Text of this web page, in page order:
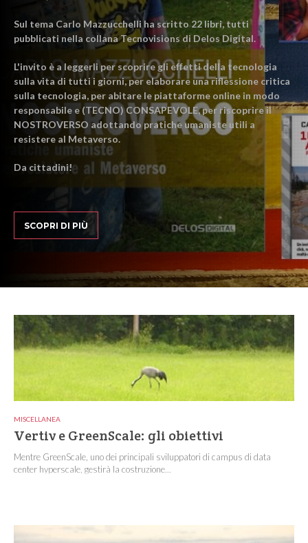
Sul tema Carlo Mazzucchelli ha scritto 22 libri, tutti
pubblicati nella collana Tecnovisions di Delos Digital.
L'invito è a leggerli per scoprire gli effetti della tecnologia
sulla vita di tutti i giorni, per elaborare una riflessione critica
sulla tecnologia, per abitare le piattaforme online in modo
responsabile e (TECNO) CONSAPEVOLE, per riscoprire il
NOSTROVERSO adottando pratiche umaniste utili a
resistere al Metaverso.
Da cittadini!
SCOPRI DI PIÙ
MISCELLANEA
Vertiv e GreenScale: gli obiettivi
Mentre GreenScale, uno dei principali sviluppatori di campus di data
center hyperscale, gestirà la costruzione...